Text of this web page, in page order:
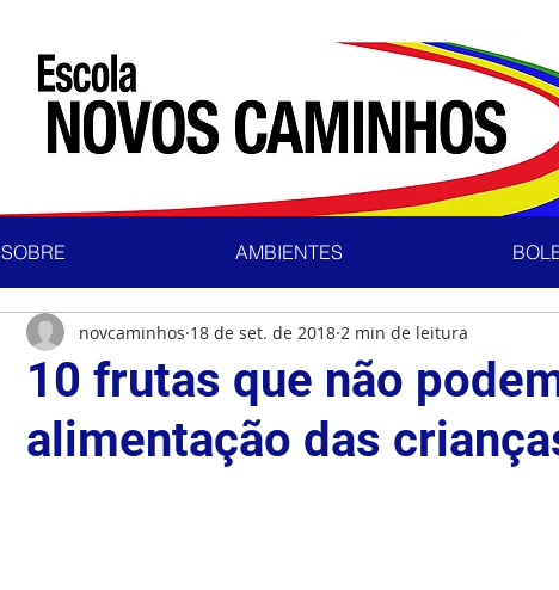
SOBRE AMBIENTES
10 frutas que não
alimentação das
novcaminhos 18 de set. de 2018 2 min de leitura